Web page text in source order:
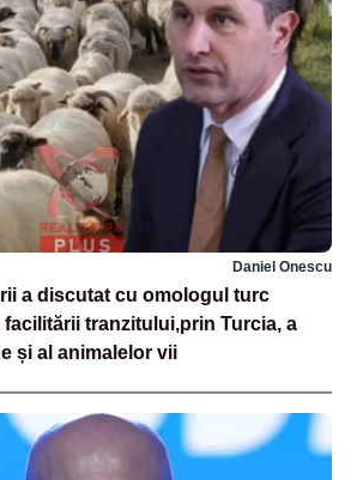
Daniel Onescu
a discutat cu omologul turc
tranzitului,prin Turcia, a
și al animalelor vii